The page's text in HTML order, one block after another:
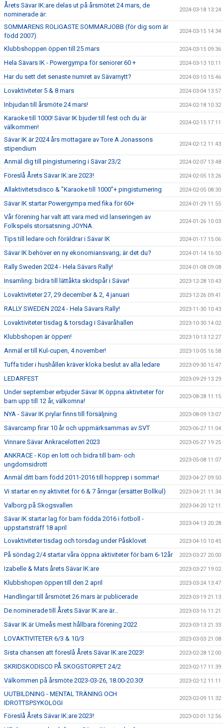
Årets Sävar IK:are delas ut på årsmötet 24 mars, de
nominerade är:
2024-03-18 13:24
SOMMARENS ROLIGASTE SOMMARJOBB (för dig som är
född 2007)
2024-03-15 14:34
Klubbshoppen öppen till 25 mars 2024-03-15 09:36
Hela Sävars IK - Powergympa för seniorer 60 + 2024-03-13 10:11
Har du sett det senaste numret av Sävarnytt? 2024-03-10 15:46
Lovaktiviteter 5 & 8 mars 2024-03-04 13:57
Inbjudan till årsmöte 24 mars! 2024-02-18 10:32
Karaoke till 1000! Sävar IK bjuder till fest och du är
välkommen!
2024-02-15 17:11
Sävar IK är 2024 års mottagare av Tore A Jonassons
stipendium
2024-02-12 11:43
Anmäl dig till pingisturnering i Sävar 23/2 2024-02-07 13:48
Föreslå Årets Sävar IK:are 2023! 2024-02-05 13:26
Allaktivitetsdisco & ”Karaoke till 1000”+ pingisturnering 2024-02-05 08:30
Sävar IK startar Powergympa med fika för 60+ 2024-01-29 11:55
Vår förening har valt att vara med vid lanseringen av
Folkspels storsatsning JOYNA.
2024-01-26 10:03
Tips till ledare och föräldrar i Sävar IK 2024-01-17 15:06
Sävar IK behöver en ny ekonomiansvarig; är det du? 2024-01-14 16:50
Rally Sweden 2024 - Hela Sävars Rally! 2024-01-08 09:08
Insamling: bidra till lättåkta skidspår i Sävar! 2023-12-28 10:43
Lovaktiviteter 27, 29 december & 2, 4 januari 2023-12-26 09:41
RALLY SWEDEN 2024 - Hela Sävars Rally! 2023-11-30 10:43
Lovaktiviteter tisdag & torsdag i Sävaråhallen 2023-10-30 14:02
Klubbshopen är öppen! 2023-10-13 12:27
Anmäl er till Kul-cupen, 4 november! 2023-10-05 16:58
Tuffa tider i hushållen kräver kloka beslut av alla ledare 2023-09-30 15:47
LEDARFEST 2023-09-29 13:29
Under september erbjuder Sävar IK öppna aktiviteter för
barn upp till 12 år, välkomna!
2023-08-28 11:15
NYA - Sävar IK prylar finns till försäljning 2023-08-09 13:07
Sävarcamp firar 10 år och uppmärksammas av SVT 2023-06-27 11:04
Vinnare Sävar Ankracelotteri 2023 2023-05-27 19:25
ANKRACE - Köp en lott och bidra till barn- och
ungdomsidrott
2023-05-08 11:07
Anmäl ditt barn född 2011-2016 till hopprep i sommar! 2023-04-27 09:50
Vi startar en ny aktivitet för 6 & 7 åringar (ersätter Bollkul) 2023-04-21 11:34
Valborg på Skogsvallen 2023-04-20 12:11
Sävar IK startar lag för barn födda 2016 i fotboll -
uppstartsträff 18 april
2023-04-13 20:28
Lovaktiviteter tisdag och torsdag under Påsklovet 2023-04-10 10:45
På söndag 2/4 startar våra öppna aktiviteter för barn 6-12år 2023-03-27 20:00
Izabelle & Mats årets Sävar IK:are 2023-03-27 19:02
Klubbshopen öppen till den 2 april 2023-03-24 13:47
Handlingar till årsmötet 26 mars är publicerade 2023-03-19 21:13
De nominerade till Årets Sävar IK:are är… 2023-03-16 11:21
Sävar IK är Umeås mest hållbara förening 2022 2023-03-13 21:33
LOVAKTIVITETER 6/3 & 10/3 2023-03-03 21:08
Sista chansen att föreslå Årets Sävar IK:are 2023! 2023-02-28 12:00
SKRIDSKODISCO PÅ SKOGSTORPET 24/2 2023-02-17 11:39
Välkommen på årsmöte 2023-03-26, 18.00-20.30! 2023-02-12 11:11
UUTBILDNING - MENTAL TRÄNING OCH
IDROTTSPSYKOLOGI
2023-02-09 11:32
Föreslå Årets Sävar IK:are 2023! 2023-02-01 12:56